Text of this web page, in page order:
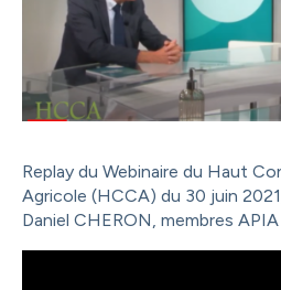
Replay du Webinaire du Haut
Agricole (HCCA) du 30 juin
Daniel CHERON, membres